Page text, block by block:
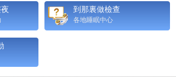
到那裏做檢查
各地睡眠中心